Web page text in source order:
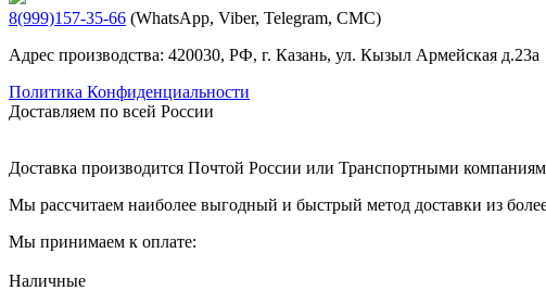
8(999)157-35-66 (WhatsApp, Viber, Telegram, СМС)
Адрес производства: 420030, РФ, г. Казань, ул. Кызыл Армейская д.23а
Политика Конфиденциальности
Доставляем по всей России
Доставка производится Почтой России или Транспортными
Мы рассчитаем наиболее выгодный и быстрый метод доставки из
Мы принимаем к оплате:
Наличные